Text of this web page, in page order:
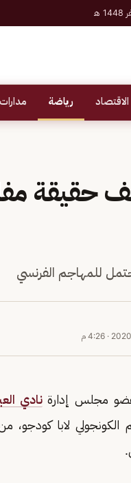
الاقتصاد رياضة
حقيقة
للمهاجم الفرنسي
· 4:26 م
مجلس إدارةنادي
لابا كودجو،